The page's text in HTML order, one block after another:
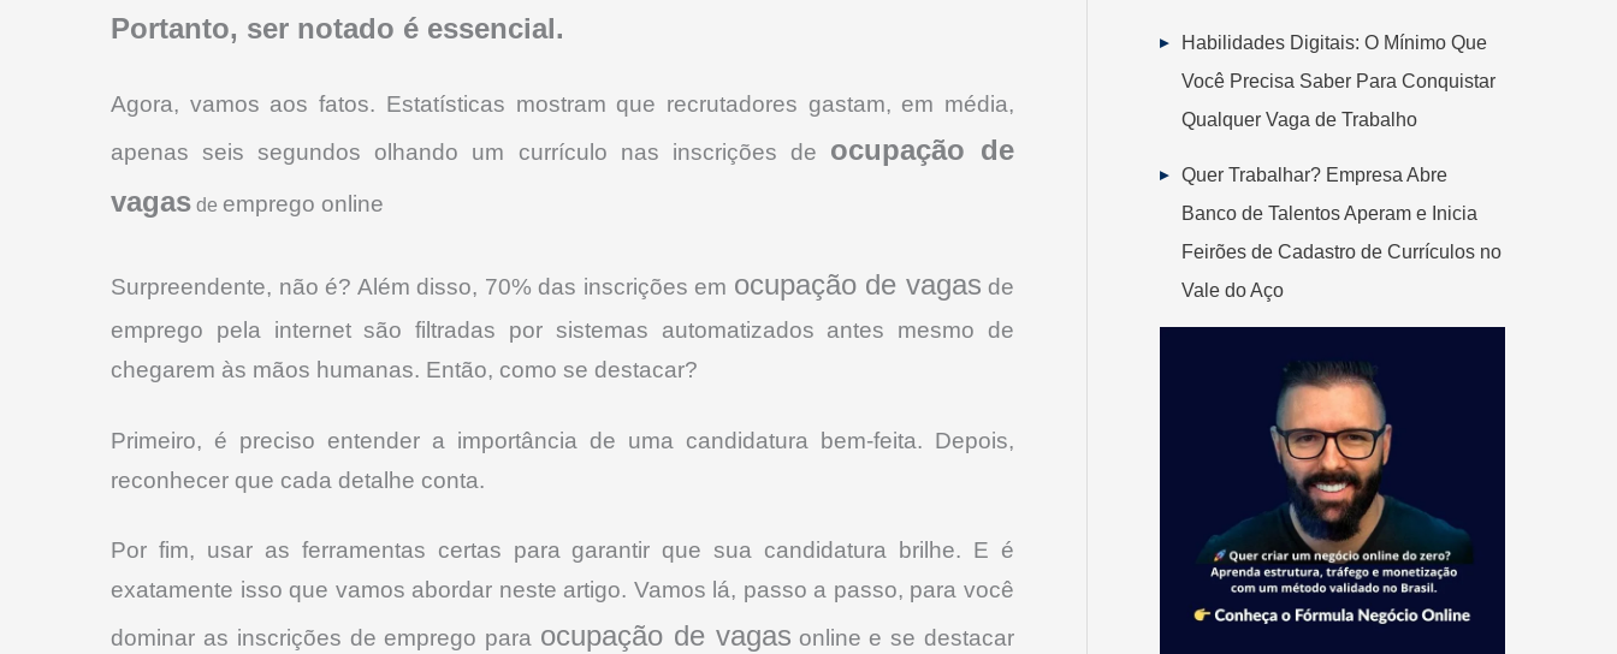
Portanto, ser notado é essencial.
Agora, vamos aos fatos. Estatísticas mostram que recrutadores gastam, em média,
apenas seis segundos olhando um currículo nas inscrições de ocupação de
vagas de emprego online
Surpreendente, não é? Além disso, 70% das inscrições em ocupação de vagas de
emprego pela internet são filtradas por sistemas automatizados antes mesmo de
chegarem às mãos humanas. Então, como se destacar?
Primeiro, é preciso entender a importância de uma candidatura bem-feita. Depois,
reconhecer que cada detalhe conta.
Por fim, usar as ferramentas certas para garantir que sua candidatura brilhe. E é
exatamente isso que vamos abordar neste artigo. Vamos lá, passo a passo, para você
dominar as inscrições de emprego para ocupação de vagas online e se destacar
Habilidades Digitais: O Mínimo Que
Você Precisa Saber Para Conquistar
Qualquer Vaga de Trabalho
Quer Trabalhar? Empresa Abre
Banco de Talentos Aperam e Inicia
Feirões de Cadastro de Currículos no
Vale do Aço